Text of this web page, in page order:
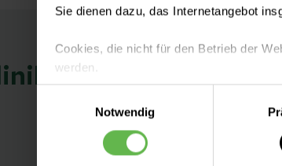
Sie dienen dazu, das Internetangebot
Cookies, die nicht für den Betrieb der
werden.
Es steht Ihnen frei, unsere Seite mit nur
nicht notwendigen Cookies zu treffen
einzuwilligen. Ihre
Notwendig
Schwerin